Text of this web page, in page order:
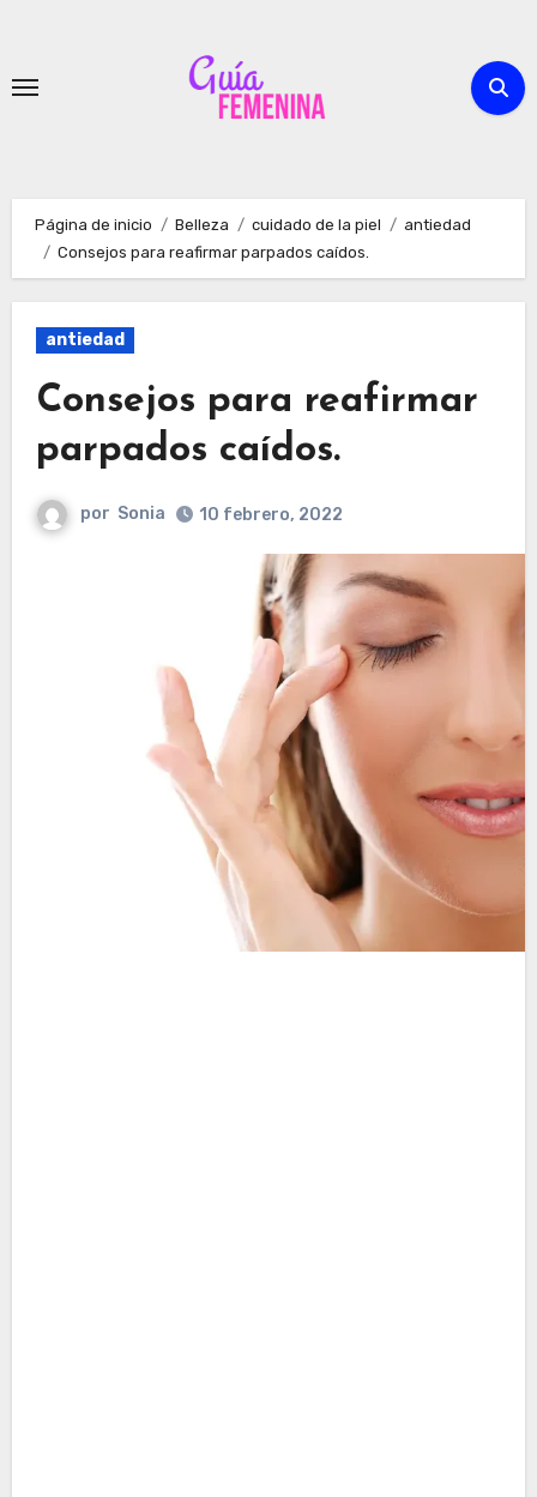
contenido
Página de inicio Belleza cuidado de la piel
antiedad
Consejos para reafirmar parpados caídos.
antiedad
Consejos para reafirmar
parpados caídos.
por Sonia 10 febrero, 2022